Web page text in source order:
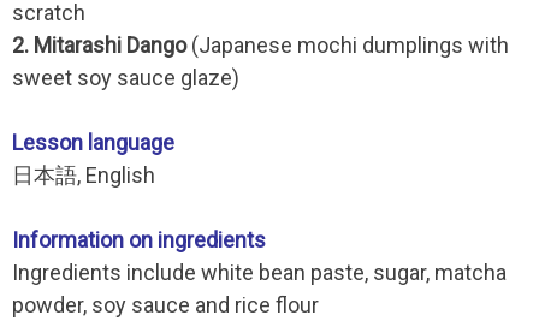
scratch
2. Mitarashi Dango(Japanese mochi dumplings with
sweet soy sauce glaze)
Lesson language
日本語, English
Information on ingredients
Ingredients include white bean paste, sugar, matcha
powder, soy sauce and rice flour